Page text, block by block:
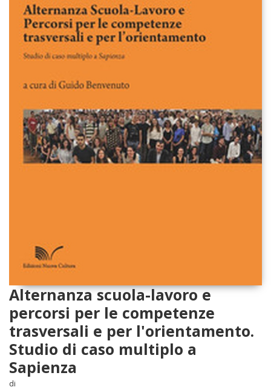
Alternanza scuola-lavoro e
percorsi per le competenze
trasversali e per l'orientamento.
Studio di caso multiplo a
Sapienza
di